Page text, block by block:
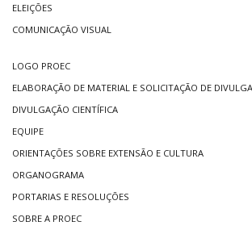
ELEIÇÕES
COMUNICAÇÃO VISUAL
LOGO PROEC
ELABORAÇÃO DE MATERIAL E SOLICITAÇÃO DE
DIVULGAÇÃO CIENTÍFICA
EQUIPE
ORIENTAÇÕES SOBRE EXTENSÃO E CULTURA
ORGANOGRAMA
PORTARIAS E RESOLUÇÕES
SOBRE A PROEC